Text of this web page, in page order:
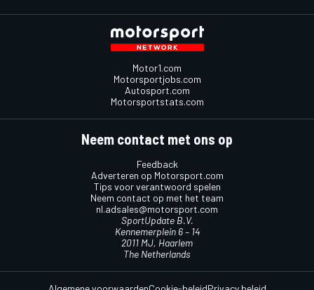
Motor1.com
Motorsportjobs.com
Autosport.com
Motorsportstats.com
Neem contact met ons op
Feedback
Adverteren op Motorsport.com
Tips voor verantwoord spelen
Neem contact op met het team
nl.adsales@motorsport.com
SportUpdate B.V.
Kennemerplein 6 – 14
2011 MJ, Haarlem
The Netherlands